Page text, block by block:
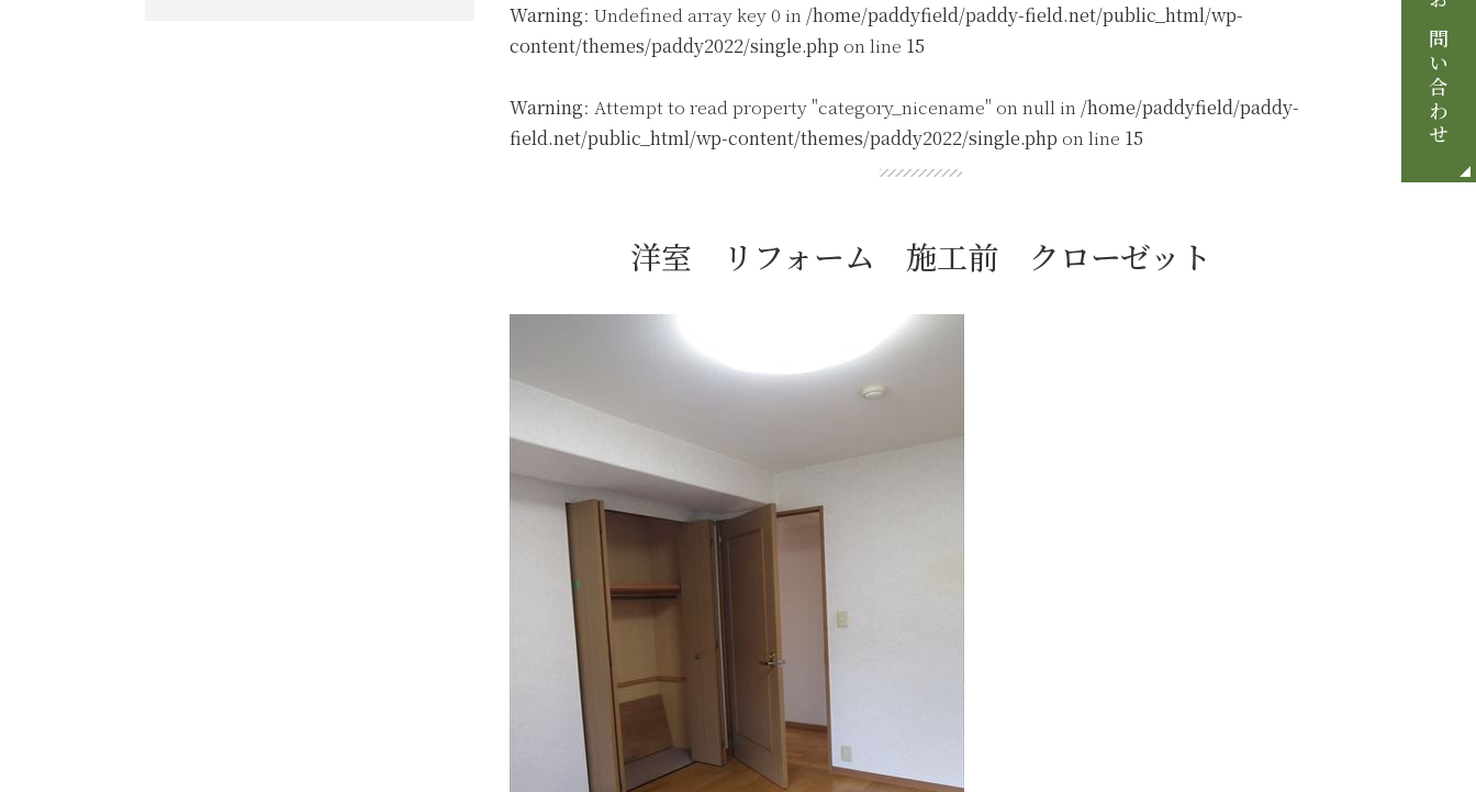
お問い合わせ
Warning: Undefined array key 0 in /home/paddyfield/paddy-field.net/public_html/wp-
content/themes/paddy2022/single.php on line 15
Warning: Attempt to read property "category_nicename" on null in /home/paddyfield/paddy-
field.net/public_html/wp-content/themes/paddy2022/single.php on line 15
洋室 リフォーム 施工前 クローゼット